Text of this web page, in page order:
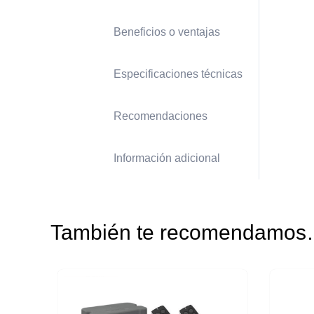
Beneficios o ventajas
Especificaciones técnicas
Recomendaciones
Información adicional
También te